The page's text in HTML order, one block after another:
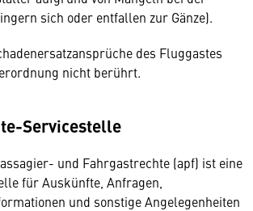
sich oder entfallen zur Gänze).
des Fluggastes
nicht berührt.
Servicestelle
und Fahrgastrechte (apf) ist eine
für Auskünfte, Anfragen,
und sonstige Angelegenheiten